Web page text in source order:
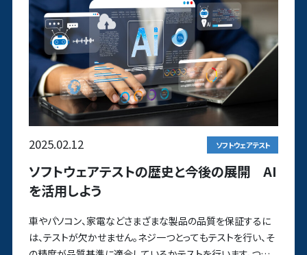
2025.02.12 ソフトウェアテスト
ソフトウェアテストの歴史と今後の展開 AI
を活用しよう
車やパソコン、家電などさまざまな製品の品質を保証するに
は、テストが欠かせません。ネジ一つとってもテストを行い、そ